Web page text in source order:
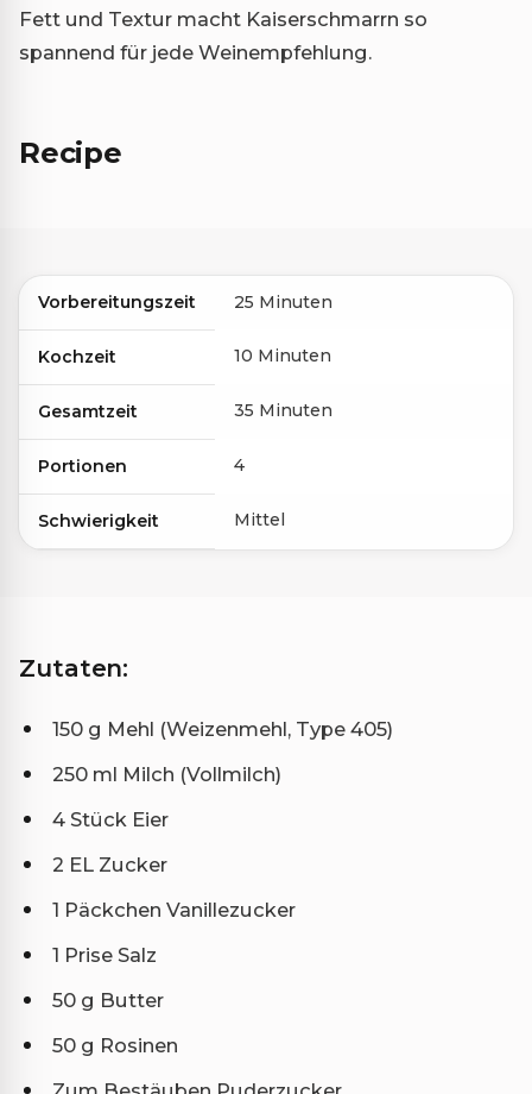
Fett und Textur macht Kaiserschmarrn so
spannend für jede Weinempfehlung.
Recipe
Vorbereitungszeit 25 Minuten
Kochzeit 10 Minuten
Gesamtzeit 35 Minuten
Portionen 4
Schwierigkeit Mittel
Zutaten:
150 g Mehl (Weizenmehl, Type 405)
250 ml Milch (Vollmilch)
4 Stück Eier
2 EL Zucker
1 Päckchen Vanillezucker
1 Prise Salz
50 g Butter
50 g Rosinen